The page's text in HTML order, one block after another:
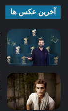
آخرین عکس ها